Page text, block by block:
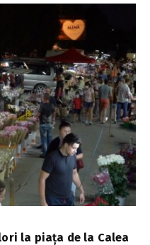
la piața de la Calea